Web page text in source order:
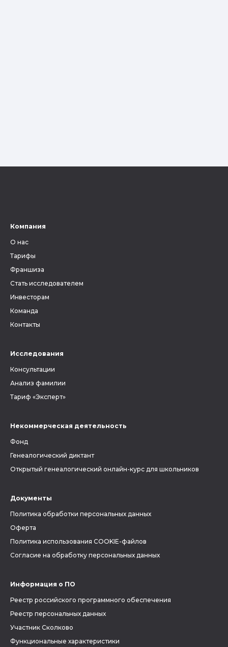
Компания
О нас
Тарифы
Франшиза
Стать исследователем
Инвесторам
Команда
Контакты
Исследования
Консультации
Анализ фамилии
Тариф «Эксперт»
Некоммерческая деятельность
Фонд
Генеалогический диктант
Открытый генеалогический онлайн-курс для школьников
Документы
Политика обработки персональных данных
Оферта
Политика использования COOKIE-файлов
Согласие на обработку персональных данных
Информация о ПО
Реестр российского программного обеспечения
Реестр персональных данных
Участник Сколково
Функциональные характеристики